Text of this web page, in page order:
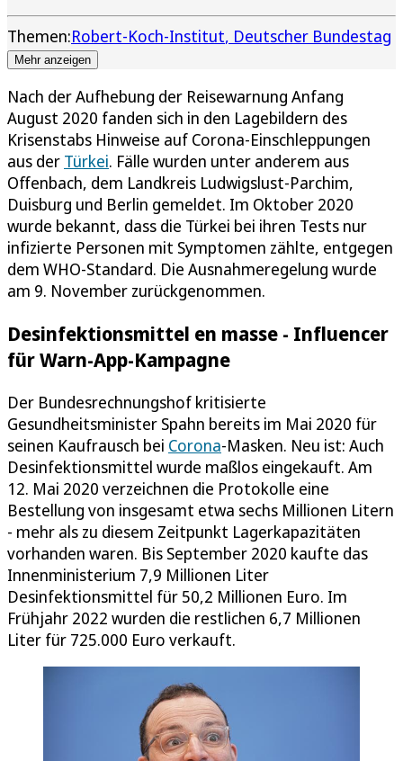
Themen:Robert-Koch-Institut Deutscher Bundestag
Mehr anzeigen
Nach der Aufhebung der Reisewarnung Anfang
August 2020 fanden sich in den Lagebildern des
Krisenstabs Hinweise auf Corona-Einschleppungen
aus der Türkei. Fälle wurden unter anderem aus
Offenbach, dem Landkreis Ludwigslust-Parchim,
Duisburg und Berlin gemeldet. Im Oktober 2020
wurde bekannt, dass die Türkei bei ihren Tests nur
infizierte Personen mit Symptomen zählte, entgegen
dem WHO-Standard. Die Ausnahmeregelung wurde
am 9. November zurückgenommen.
Desinfektionsmittel en masse - Influencer
für Warn-App-Kampagne
Der Bundesrechnungshof kritisierte
Gesundheitsminister Spahn bereits im Mai 2020 für
seinen Kaufrausch bei Corona-Masken. Neu ist: Auch
Desinfektionsmittel wurde maßlos eingekauft. Am
12. Mai 2020 verzeichnen die Protokolle eine
Bestellung von insgesamt etwa sechs Millionen Litern
- mehr als zu diesem Zeitpunkt Lagerkapazitäten
vorhanden waren. Bis September 2020 kaufte das
Innenministerium 7,9 Millionen Liter
Desinfektionsmittel für 50,2 Millionen Euro. Im
Frühjahr 2022 wurden die restlichen 6,7 Millionen
Liter für 725.000 Euro verkauft.